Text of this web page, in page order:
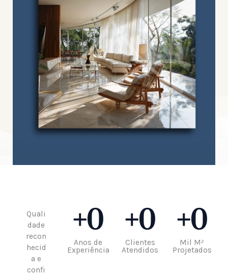
Quali
dade
recon
hecid
a e
confi
+0
Anos de
Experiência
+0
Clientes
Atendidos
+0
Mil M²
Projetados